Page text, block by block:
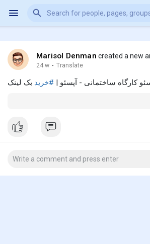
Marisol Denman created a new
24 w · Translate
کارگاه ساختمانی - آپسئو | #خرید بک لینک